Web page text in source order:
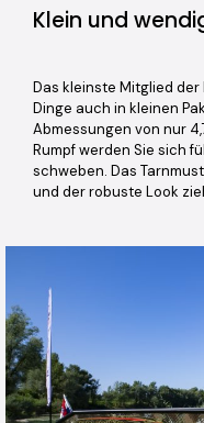
Klein und
Das kleinste Mitglied
Dinge auch in kleinen
Abmessungen von nur
Rumpf werden Sie sich
schweben. Das
und der robuste Look